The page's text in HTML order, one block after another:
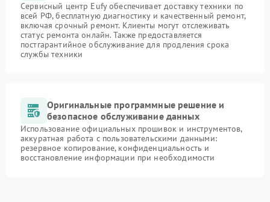
Сервисный центр Eufy обеспечивает доставку техники по
всей РФ, бесплатную диагностику и качественный ремонт,
включая срочный ремонт. Клиенты могут отслеживать
статус ремонта онлайн. Также предоставляется
постгарантийное обслуживание для продления срока
службы техники
Оригинальные программные решение и
безопасное обслуживание данных
Использование официальных прошивок и инструментов,
аккуратная работа с пользовательскими данными:
резервное копирование, конфиденциальность и
восстановление информации при необходимости